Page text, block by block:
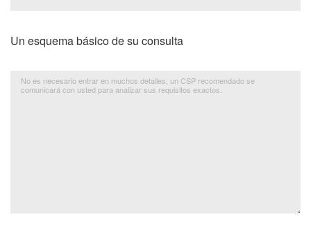
Un esquema básico de su consulta